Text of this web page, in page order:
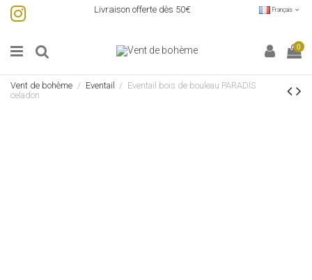
Livraison offerte dès 50€ Français
0
Vent de bohème Eventail
Eventail bois de bouleau PARADIS
celadon